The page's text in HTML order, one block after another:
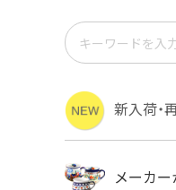
新入荷・
メーカ